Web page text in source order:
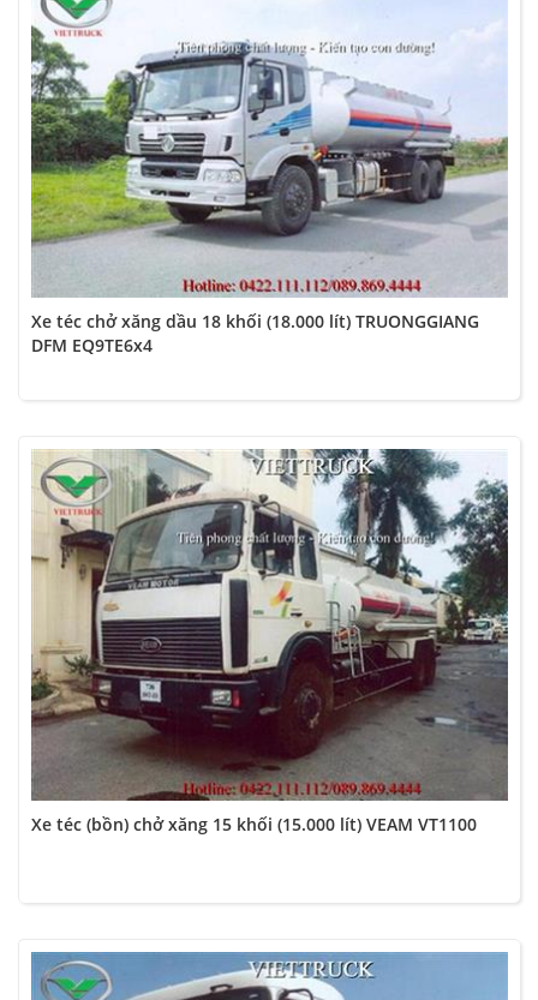
Xe téc chở xăng dầu 18 khối (18.000 lít) TRUONGGIANG
DFM EQ9TE6x4
Xe téc (bồn) chở xăng 15 khối (15.000 lít) VEAM VT1100